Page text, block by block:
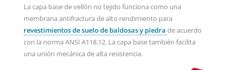
La capa base de vellón no tejido funciona como una
membrana antifractura de alto rendimiento para
revestimientos de suelo de baldosas y piedra de acuerdo
con la norma ANSI A118.12. La capa base también facilita
una unión mecánica de alta resistencia.